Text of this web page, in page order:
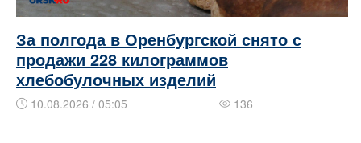
За полгода в Оренбургской снято с
продажи 228 килограммов
хлебобулочных изделий
10.08.2026 / 05:05 136